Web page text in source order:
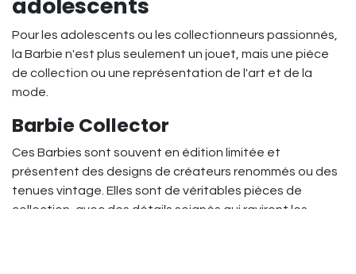
adolescents
Pour les adolescents ou les collectionneurs passionnés,
la Barbie n'est plus seulement un jouet, mais une pièce
de collection ou une représentation de l'art et de la
mode.
Barbie Collector
Ces Barbies sont souvent en édition limitée et
présentent des designs de créateurs renommés ou des
tenues vintage. Elles sont de véritables pièces de
collection, avec des détails soignés qui raviront les